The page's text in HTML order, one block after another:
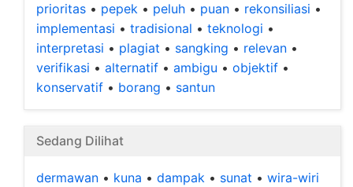
prioritas • pepek • peluh • puan • rekonsiliasi •
implementasi • tradisional • teknologi •
interpretasi • plagiat • sangking • relevan •
verifikasi • alternatif • ambigu • objektif •
konservatif • borang • santun
Sedang Dilihat
dermawan • kuna • dampak • sunat • wira-wiri